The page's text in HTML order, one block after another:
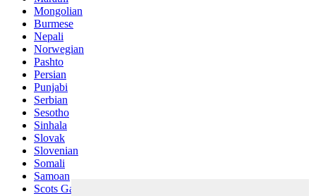
Mongolian
Burmese
Nepali
Norwegian
Pashto
Persian
Punjabi
Serbian
Sesotho
Sinhala
Slovak
Slovenian
Somali
Samoan
Scots Gaelic